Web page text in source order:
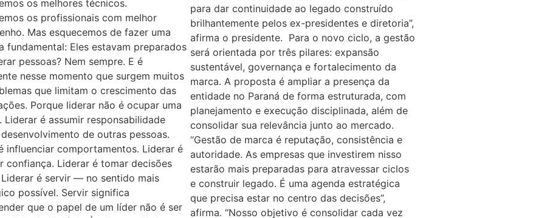
os melhores técnicos.
os profissionais com melhor
Mas esquecemos de fazer uma
fundamental: Eles estavam preparados
pessoas? Nem sempre. E é
nesse momento que surgem muitos
que limitam o crescimento das
Porque liderar não é ocupar uma
Liderar é assumir responsabilidade
de outras pessoas.
influenciar comportamentos. Liderar é
confiança. Liderar é tomar decisões
é servir — no sentido mais
possível. Servir significa
que o papel de um líder não é ser
para dar continuidade ao legado construído
brilhantemente pelos ex-presidentes e diretoria”,
afirma o presidente. Para o novo ciclo, a gestão
será orientada por três pilares: expansão
sustentável, governança e fortalecimento da
marca. A proposta é ampliar a presença da
entidade no Paraná de forma estruturada, com
planejamento e execução disciplinada, além de
consolidar sua relevância junto ao mercado.
“Gestão de marca é reputação, consistência e
autoridade. As empresas que investirem nisso
estarão mais preparadas para atravessar ciclos
e construir legado. É uma agenda estratégica
que precisa estar no centro das decisões”,
afirma. “Nosso objetivo é consolidar cada vez